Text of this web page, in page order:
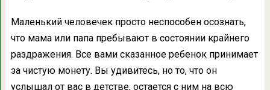
Маленький человечек просто неспособен осознать,
что мама или папа пребывают в состоянии крайнего
раздражения. Все вами сказанное ребенок принимает
за чистую монету. Вы удивитесь, но то, что он
услышал от вас в детстве, остается с ним на всю